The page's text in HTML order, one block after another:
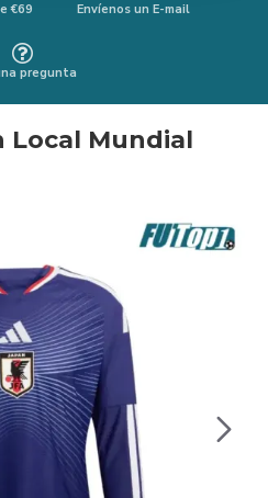
€69 Envíenos un E-mail
pregunta
Local Mundial